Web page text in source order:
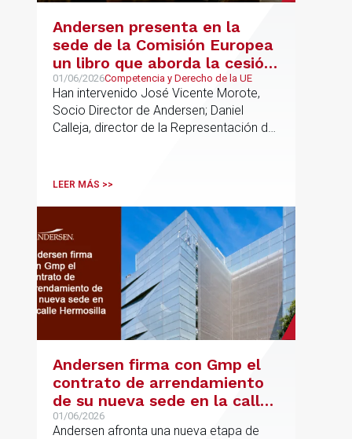
Andersen presenta en la
sede de la Comisión Europea
un libro que aborda la cesión
de soberanía y la primacía
del Derecho de la UE en las
constituciones europeas
01/06/2026Competencia y Derecho de la UE
Han intervenido José Vicente Morote,
Socio Director de Andersen; Daniel
Calleja, director de la Representación de
jurídico y académico
LEER MÁS >>
Andersen firma con Gmp el
contrato de arrendamiento
de su nueva sede en la calle
Hermosilla
01/06/2026
Andersen afronta una nueva etapa de